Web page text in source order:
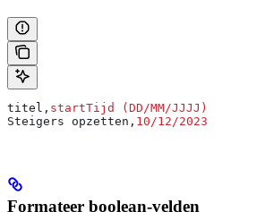
titel, startTijd (DD/MM/JJJJ)
Steigers opzetten, 10/12/2023
Formateer boolean-velden